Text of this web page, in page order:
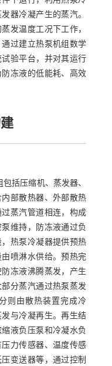
器冷凝产生的蒸汽。
发温度工况下工作，
过建立热泵机组数学
验平台，并对其运行
冻液的低能耗、高效
括压缩机、蒸发器、
部散热器、外部散热
蒸汽管道相连，构成
维持，防冻液通过负
热泵冷凝器提供预热
喷淋水供给。预热完
冻液沸腾蒸发，产生
分蒸汽通过热泵蒸发
则由散热装置完成冷
与冷凝再生。再生结
液负压泵和冷凝水负
力传感器、温度传感
变送器等，通过控制